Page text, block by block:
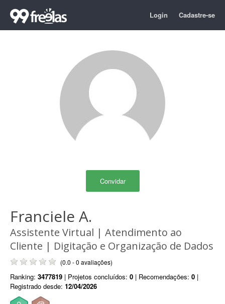
Login Cadastre-se
Convidar
Franciele A.
Assistente Virtual | Atendimento ao
Cliente | Digitação e Organização de Dados
(0.0 - 0 avaliações)
Ranking: 3477819 | Projetos concluídos: 0 | Recomendações: 0 |
Registrado desde: 12/04/2026